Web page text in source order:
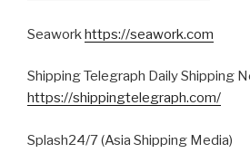
Seaworkhttps://seawork.com
Shipping Telegraph Daily Shipping
https://shippingtelegraph.com/
Splash24/7 (Asia Shipping Media)